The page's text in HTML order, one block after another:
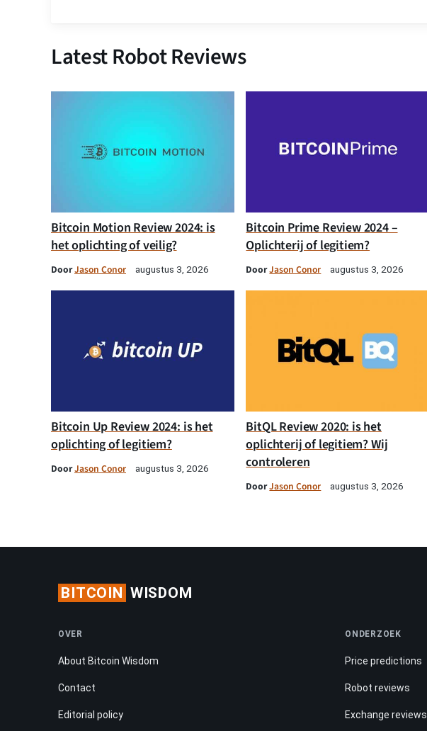
Latest Robot Reviews
Bitcoin Motion Review 2024: is
het oplichting of veilig?
DoorJason Conor augustus 3, 2026
Bitcoin Prime Review 2024 –
Oplichterij of legitiem?
DoorJason Conor augustus 3, 2026
Bitcoin Up Review 2024: is het
oplichting of legitiem?
DoorJason Conor augustus 3, 2026
BitQL Review 2020: is het
oplichterij of legitiem? Wij
controleren
DoorJason Conor augustus 3, 2026
BITCOIN WISDOM
OVER
About Bitcoin Wisdom
Contact
Editorial policy
ONDERZOEK
Price predictions
Robot reviews
Exchange reviews